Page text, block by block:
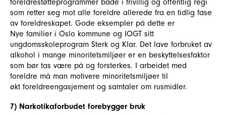
foreldrestøtteprogrammer både i frivillig og offentlig regi
som retter seg mot alle foreldre allerede fra en tidlig fase
av foreldreskapet. Gode eksempler på dette er
Nye familier i Oslo kommune og IOGT sitt
ungdomsskoleprogram Sterk og Klar. Det lave forbruket av
alkohol i mange minoritetsmiljøer er en beskyttelsesfaktor
som bør tas være på og forsterkes. I arbeidet med
foreldre må man motivere minoritetsmiljøer til
økt foreldreengasjement og samtaler om rusmidler.
7) Narkotikaforbudet forebygger bruk